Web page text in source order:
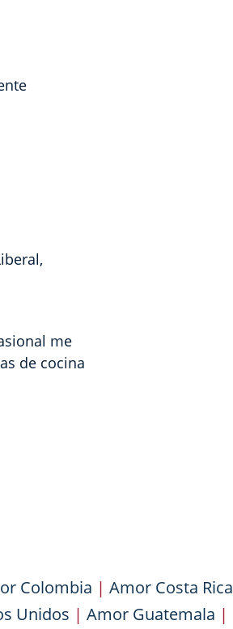
me
de cocina
Colombia | Amor Costa Rica
Unidos | Amor Guatemala |